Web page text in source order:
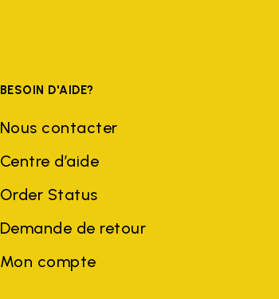
BESOIN D'AIDE?
Nous contacter
Centre d’aide
Order Status
Demande de retour
Mon compte